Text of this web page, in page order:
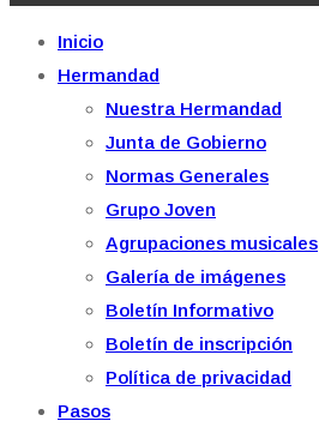
Inicio
Hermandad
Nuestra Hermandad
Junta de Gobierno
Normas Generales
Grupo Joven
Agrupaciones musicales
Galería de imágenes
Boletín Informativo
Boletín de inscripción
Política de privacidad
Pasos